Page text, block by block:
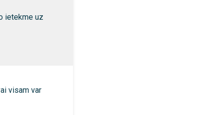
ietekme uz
visam var